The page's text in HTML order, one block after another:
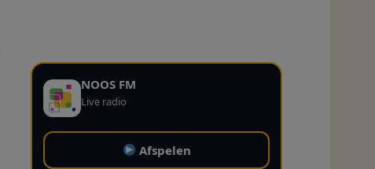
NOOS FM
Live radio
Afspelen